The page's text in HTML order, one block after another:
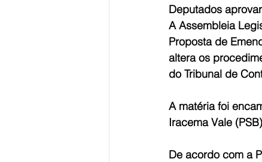
Deputados
A Assembleia
Proposta de
altera os
do Tribunal de
A matéria foi
Iracema Vale
De acordo com a